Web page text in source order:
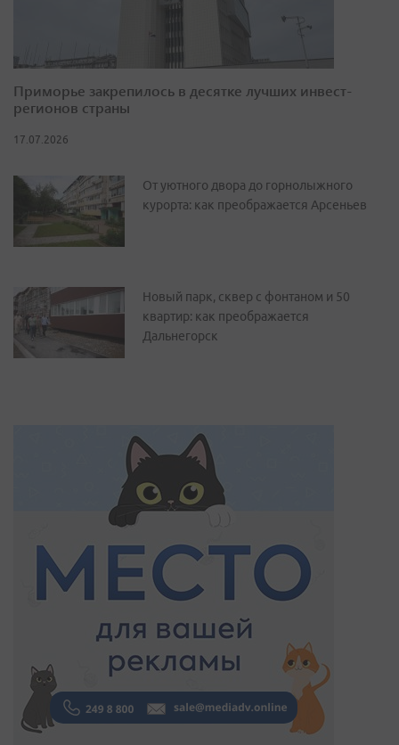
Приморье закрепилось в десятке лучших инвест-
регионов страны
17.07.2026
От уютного двора до горнолыжного
курорта: как преображается Арсеньев
Новый парк, сквер с фонтаном и 50
квартир: как преображается
Дальнегорск